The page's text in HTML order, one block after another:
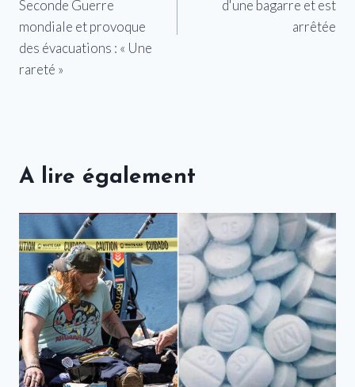
Seconde Guerre
mondiale et provoque
des évacuations : « Une
rareté »
d'une bagarre et est
arrêtée
A lire également